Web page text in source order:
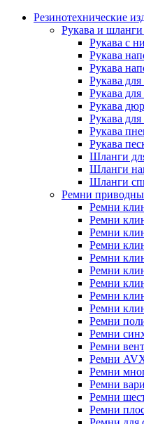
Резинотехнические
Рукава и
Рукава с
Рукава
Рукава
Рукава для
Рукава
Рукава
Рукава
Рукава
Рукава
Шланги
Шланги
Шланги
Ремни
Ремни
Ремни
Ремни
Ремни
Ремни
Ремни
Ремни
Ремни
Ремни
Ремни
Ремни
Ремни
Ремни
Ремни
Ремни
Ремни
Ремни